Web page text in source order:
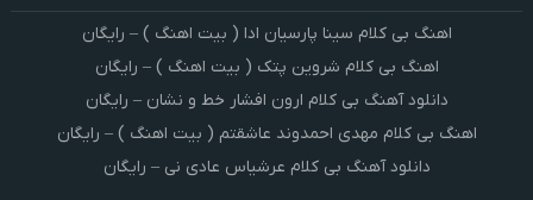
اهنگ بی کلام سینا پارسیان ادا ( بیت اهنگ ) – رایگان
اهنگ بی کلام شروین پتک ( بیت اهنگ ) – رایگان
دانلود آهنگ بی کلام ارون افشار خط و نشان – رایگان
اهنگ بی کلام مهدی احمدوند عاشقتم ( بیت اهنگ ) – رایگان
دانلود آهنگ بی کلام عرشیاس عادی نی – رایگان